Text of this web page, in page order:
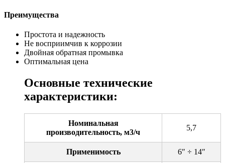
Преимущества
Простота и надежность
Не восприимчив к коррозии
Двойная обратная промывка
Оптимальная цена
Основные технические
характеристики:
Номинальная
производительность, м3/ч
5,7
Применимость 6″ ÷ 14″